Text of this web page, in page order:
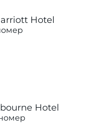
Hotel
Hotel